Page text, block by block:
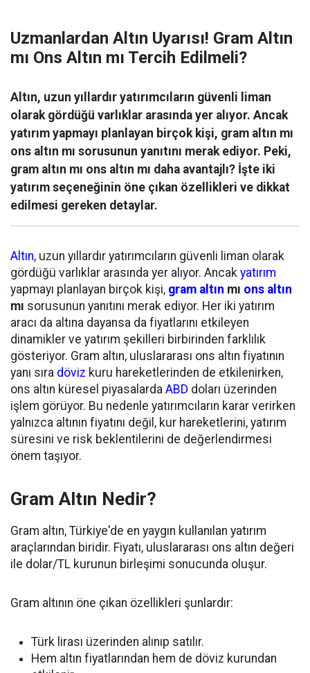
Uzmanlardan Altın Uyarısı! Gram Altın
mı Ons Altın mı Tercih Edilmeli?
Altın, uzun yıllardır yatırımcıların güvenli liman
olarak gördüğü varlıklar arasında yer alıyor. Ancak
yatırım yapmayı planlayan birçok kişi, gram altın mı
ons altın mı sorusunun yanıtını merak ediyor. Peki,
gram altın mı ons altın mı daha avantajlı? İşte iki
yatırım seçeneğinin öne çıkan özellikleri ve dikkat
edilmesi gereken detaylar.
Altın, uzun yıllardır yatırımcıların güvenli liman olarak
gördüğü varlıklar arasında yer alıyor. Ancak yatırım
yapmayı planlayan birçok kişi, gram altın mı ons altın
mı sorusunun yanıtını merak ediyor. Her iki yatırım
aracı da altına dayansa da fiyatlarını etkileyen
dinamikler ve yatırım şekilleri birbirinden farklılık
gösteriyor. Gram altın, uluslararası ons altın fiyatının
yanı sıra döviz kuru hareketlerinden de etkilenirken,
ons altın küresel piyasalarda ABD doları üzerinden
işlem görüyor. Bu nedenle yatırımcıların karar verirken
yalnızca altının fiyatını değil, kur hareketlerini, yatırım
süresini ve risk beklentilerini de değerlendirmesi
önem taşıyor.
Gram Altın Nedir?
Gram altın, Türkiye'de en yaygın kullanılan yatırım
araçlarından biridir. Fiyatı, uluslararası ons altın değeri
ile dolar/TL kurunun birleşimi sonucunda oluşur.
Gram altının öne çıkan özellikleri şunlardır:
Türk lirası üzerinden alınıp satılır.
Hem altın fiyatlarından hem de döviz kurundan